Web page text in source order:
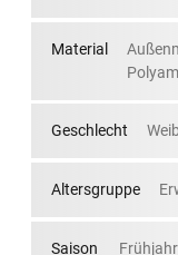
Material
Geschlecht
Altersgruppe
Saison